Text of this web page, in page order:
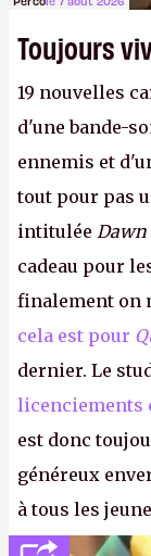
Toujours
19 nouvelles
d'une bande-
ennemis et
tout pour pas
intitulée Dawn
cadeau pour
finalement on
cela est pour
dernier. Le
licenciements
est donc
généreux
à tous les
politesse et le